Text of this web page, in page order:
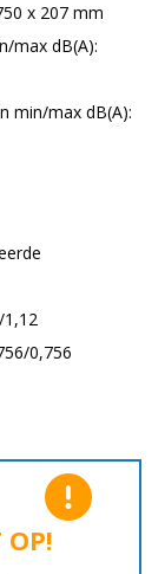
x 207 mm
max dB(A):
min/max dB(A):
1,12
0,756